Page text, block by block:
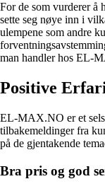
For de som vurderer
sette seg nøye inn i
ulempene som andre
man handler hos EL-
Positive
EL-MAX.NO er et
tilbakemeldinger fra
på de gjentakende
Bra pris og god